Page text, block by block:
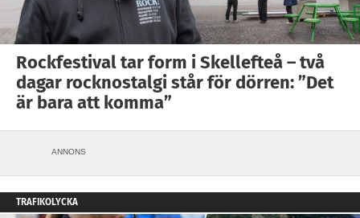
Rockfestival tar form i Skellefteå – två
dagar rocknostalgi står för dörren: ”Det
är bara att komma”
ANNONS
TRAFIKOLYCKA